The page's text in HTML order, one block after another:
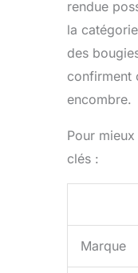
rendue
la
des
confirment
encombre.
Pour
clés :
Marque